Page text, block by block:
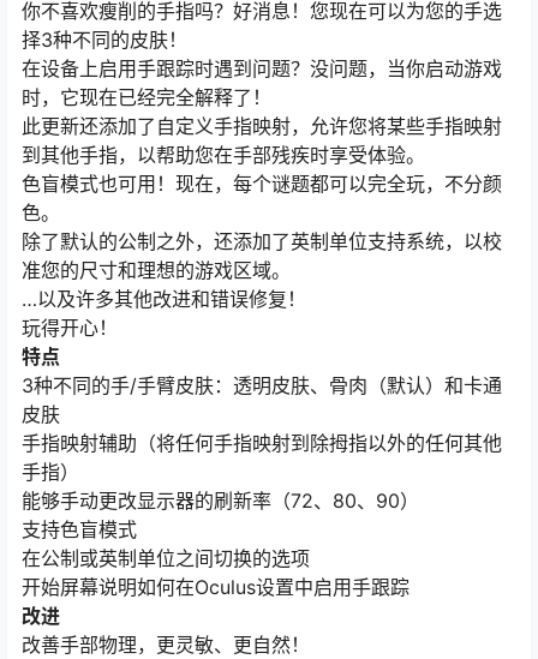
你不喜欢瘦削的手指吗？好消息！您现在可以为您的手选
择3种不同的皮肤！
在设备上启用手跟踪时遇到问题？没问题，当你启动游戏
时，它现在已经完全解释了！
此更新还添加了自定义手指映射，允许您将某些手指映射
到其他手指，以帮助您在手部残疾时享受体验。
色盲模式也可用！现在，每个谜题都可以完全玩，不分颜
色。
除了默认的公制之外，还添加了英制单位支持系统，以校
准您的尺寸和理想的游戏区域。
…以及许多其他改进和错误修复！
玩得开心！
特点
3种不同的手/手臂皮肤：透明皮肤、骨肉（默认）和卡通
皮肤
手指映射辅助（将任何手指映射到除拇指以外的任何其他
手指）
能够手动更改显示器的刷新率（72、80、90）
支持色盲模式
在公制或英制单位之间切换的选项
开始屏幕说明如何在Oculus设置中启用手跟踪
改进
改善手部物理，更灵敏、更自然！